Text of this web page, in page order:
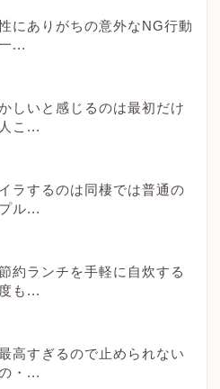
にありがちの意外なNG行動
...
しいと感じるのは最初だけ
こ...
ラするのは同棲では普通の
ル...
約ランチを手軽に自炊する
も...
高すぎるので止められない
・...